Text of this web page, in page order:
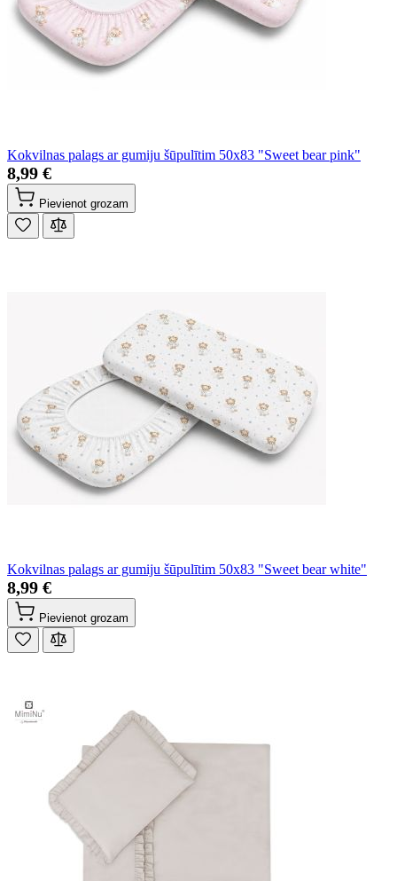
Kokvilnas palags ar gumiju šūpulītim 50x83 "Sweet bear pink"
8,99 €
Pievienot grozam
Kokvilnas palags ar gumiju šūpulītim 50x83 "Sweet bear white"
8,99 €
Pievienot grozam